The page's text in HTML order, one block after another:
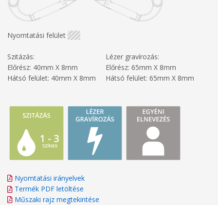
Nyomtatási felület
Szitázás:
Előrész: 40mm X 8mm
Hátsó felület: 40mm X 8mm
Lézer gravírozás:
Előrész: 65mm X 8mm
Hátsó felület: 65mm X 8mm
Nyomtatási irányelvek
Termék PDF letöltése
Műszaki rajz megtekintése